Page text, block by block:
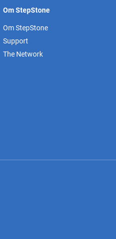
Om StepStone
Om StepStone
Support
The Network